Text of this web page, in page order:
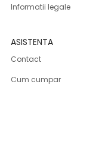
Informatii legale
ASISTENTA
Contact
Cum cumpar